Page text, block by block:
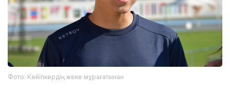
Фото: Кейіпкердің жеке мұрағатынан